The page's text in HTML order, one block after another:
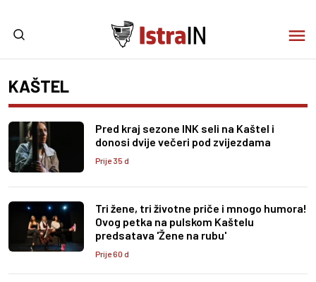
KAŠTEL
Pred kraj sezone INK seli na Kaštel i
donosi dvije večeri pod zvijezdama
Prije 35 d
Tri žene, tri životne priče i mnogo humora!
Ovog petka na pulskom Kaštelu
predsatava 'Žene na rubu'
Prije 60 d